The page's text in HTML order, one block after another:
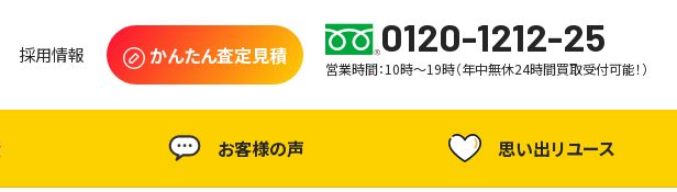
採用情報 かんたん査定見積 0120-1212-25
営業時間：10時～19時（年中無休24時間買取受付可能！）
お客様の声 思い出リユース